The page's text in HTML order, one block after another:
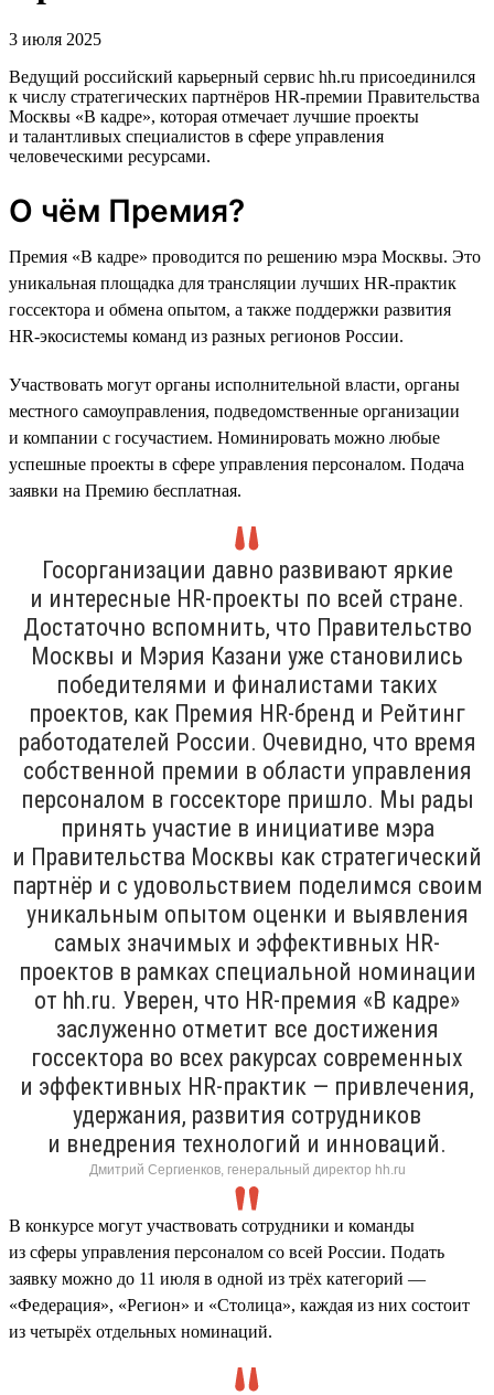
3 июля 2025
Ведущий российский карьерный сервис hh.ru присоединился
к числу стратегических партнёров HR-премии Правительства
Москвы «В кадре», которая отмечает лучшие проекты
и талантливых специалистов в сфере управления
человеческими ресурсами.
О чём Премия?
Премия «В кадре» проводится по решению мэра Москвы. Это
уникальная площадка для трансляции лучших HR-практик
госсектора и обмена опытом, а также поддержки развития
HR-экосистемы команд из разных регионов России.
Участвовать могут органы исполнительной власти, органы
местного самоуправления, подведомственные организации
и компании с госучастием. Номинировать можно любые
успешные проекты в сфере управления персоналом. Подача
заявки на Премию бесплатная.
Госорганизации давно развивают яркие
и интересные HR-проекты по всей стране.
Достаточно вспомнить, что Правительство
Москвы и Мэрия Казани уже становились
победителями и финалистами таких
проектов, как Премия HR-бренд и Рейтинг
работодателей России. Очевидно, что время
собственной премии в области управления
персоналом в госсекторе пришло. Мы рады
принять участие в инициативе мэра
и Правительства Москвы как стратегический
партнёр и с удовольствием поделимся своим
уникальным опытом оценки и выявления
самых значимых и эффективных HR-
проектов в рамках специальной номинации
от hh.ru. Уверен, что HR-премия «В кадре»
заслуженно отметит все достижения
госсектора во всех ракурсах современных
и эффективных HR-практик — привлечения,
удержания, развития сотрудников
и внедрения технологий и инноваций.
Дмитрий Сергиенков, генеральный директор hh.ru
В конкурсе могут участвовать сотрудники и команды
из сферы управления персоналом со всей России. Подать
заявку можно до 11 июля в одной из трёх категорий —
«Федерация», «Регион» и «Столица», каждая из них состоит
из четырёх отдельных номинаций.